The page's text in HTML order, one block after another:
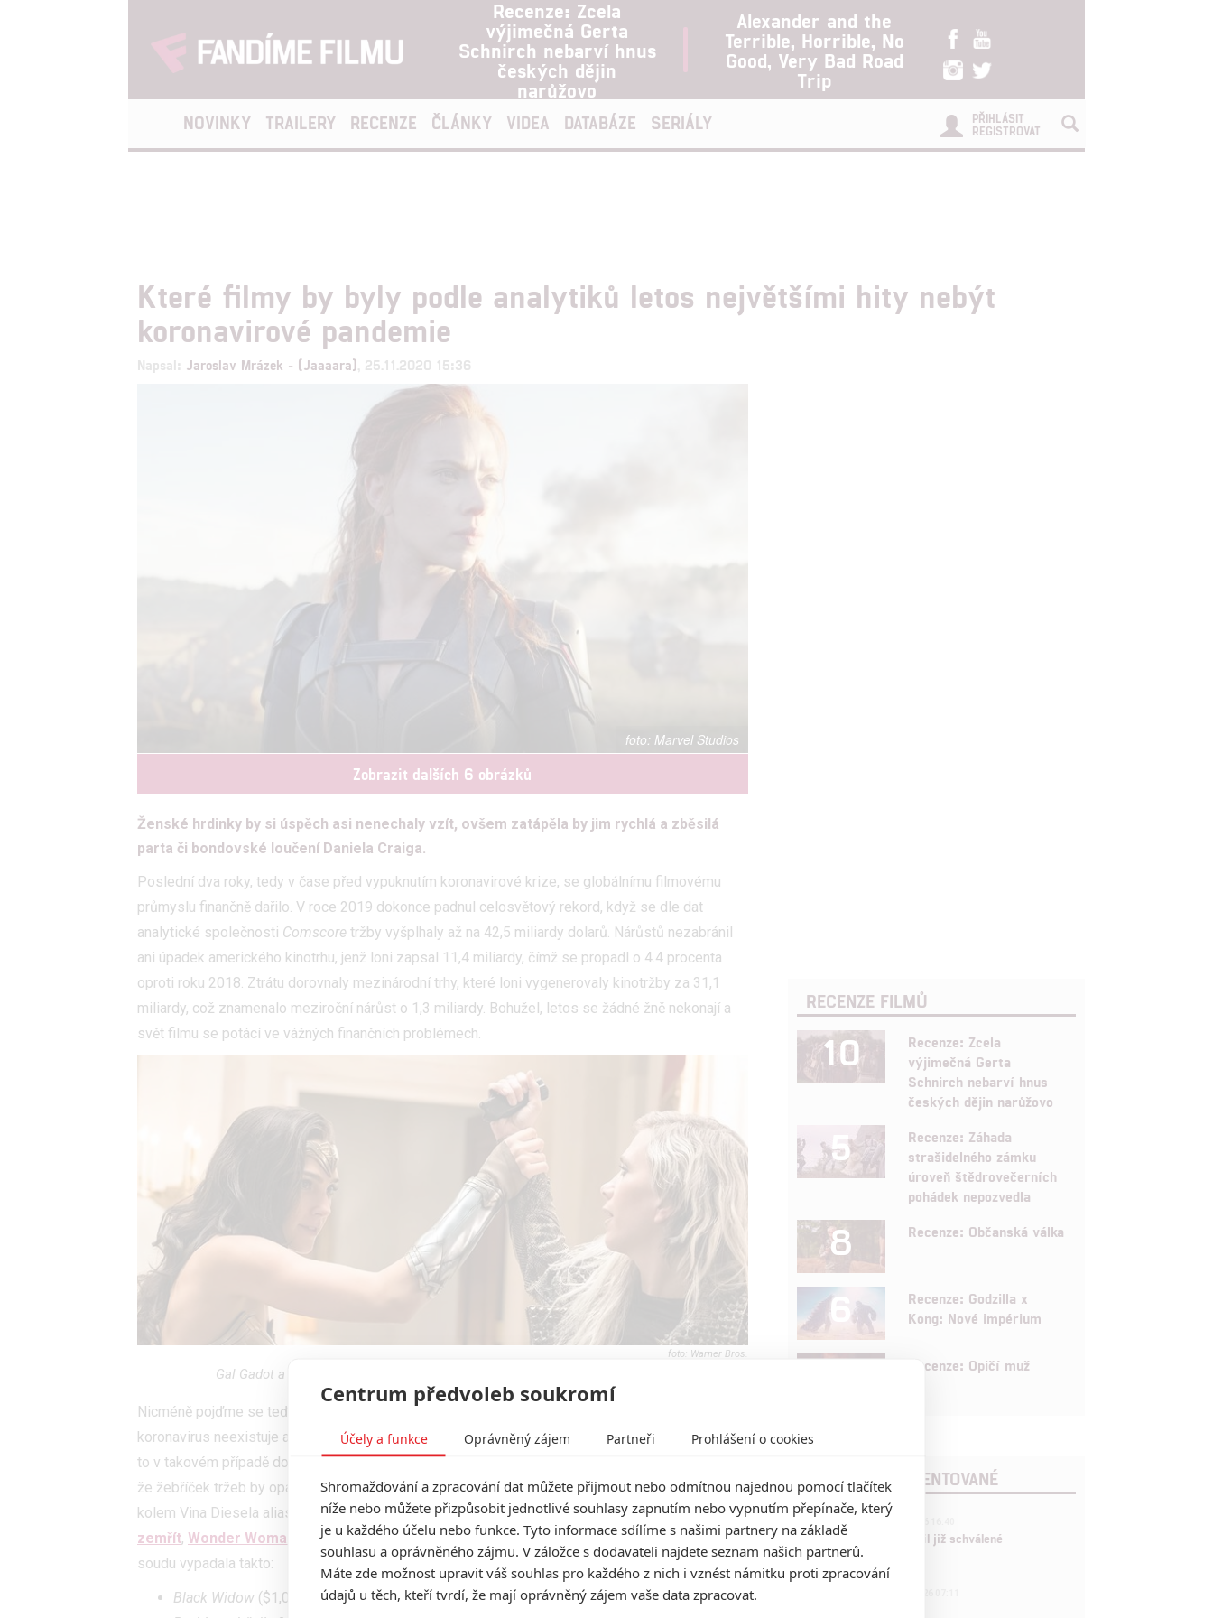
Recenze: Zcela
výjimečná Gerta
Schnirch nebarví hnus
českých dějin
narůžovo
Alexander and the
Terrible, Horrible, No
Good, Very Bad Road
Trip
NOVINKY TRAILERY RECENZE ČLÁNKY VIDEA DATABÁZE SERIÁLY
PŘIHLÁSIT
REGISTROVAT
Které filmy by byly podle analytiků letos největšími hity nebýt
koronavirové pandemie
Napsal: Jaroslav Mrázek - (Jaaaara) , 25.11.2020 15:36
Marvel Studios
Zobrazit dalších 6 obrázků
Ženské hrdinky by si úspěch asi nenechaly vzít, ovšem zatápěla by jim rychlá a zběsilá
parta či bondovské loučení Daniela Craiga.
Poslední dva roky, tedy v čase před vypuknutím koronavirové krize, se globálnímu filmovému
průmyslu finančně dařilo. V roce 2019 dokonce padnul celosvětový rekord, když se dle dat
analytické společnosti Comscore tržby vyšplhaly až na 42,5 miliardy dolarů. Nárůstů nezabránil
ani úpadek amerického kinotrhu, jenž loni zapsal 11,4 miliardy, čímž se propadl o 4.4 procenta
oproti roku 2018. Ztrátu dorovnaly mezinárodní trhy, které loni vygenerovaly kinotržby za 31,1
miliardy, což znamenalo meziroční nárůst o 1,3 miliardy. Bohužel, letos se žádné žně nekonají a
svět filmu se potácí ve vážných finančních problémech.
Warner Bros.
Gal Gadot a Kristen Wiig jako Diana a Cheetah ve filmu Wonder Woman 1984
Nicméně pojďme se teď očima odborníků na filmové tržby podívat do alternativní reality, v níž
koronavirus neexistuje a všechny plánované blockbustery byly do kin nasazeny dle plánu. Jak by
to v takovém případě dopadlo?Shawn Robbins, hlavní analytik portálu
že žebříček tržeb by opanovala marvelovkaBlack Widow, pro stříbro by si přifrčela partička
kolem Vina Diesela alias
Rychle a zběsile 9a o bronz by svedly tuhý boj snímkyNení čas
zemřít, Wonder Woman 1984 a Mimoni: Padouch přichází . Topka nejúspěšnějších by dle jeho
soudu vypadala takto:
Black Widow ($1,05 miliardy)
RECENZE FILMŮ
10
Recenze: Zcela
výjimečná Gerta
Schnirch nebarví hnus
českých dějin narůžovo
5
Recenze: Záhada
strašidelného zámku
úroveň štědrovečerních
pohádek nepozvedla
8 Recenze: Občanská válka
6
Recenze: Godzilla x
Kong: Nové impérium
8 Recenze: Opičí muž
POSLEDNÍ KOMENTOVANÉ
3
Marvel nečekaně zrušil již schválené
pokračování
Centrum předvoleb soukromí
Účely a funkce Oprávněný zájem Partneři Prohlášení o cookies
Shromažďování a zpracování dat můžete přijmout nebo odmítnou najednou pomocí tlačítek
níže nebo můžete přizpůsobit jednotlivé souhlasy zapnutím nebo vypnutím přepínače, který
je u každého účelu nebo funkce. Tyto informace sdílíme s našimi partnery na základě
souhlasu a oprávněného zájmu. V záložce s dodavateli najdete seznam našich partnerů.
Máte zde možnost upravit váš souhlas pro každého z nich i vznést námitku proti zpracování
údajů u těch, kteří tvrdí, že mají oprávněný zájem vaše data zpracovat.